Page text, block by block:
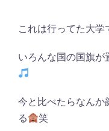
これは行ってた大学
いろんな国の国旗
今と比べたらなんか
る
笑